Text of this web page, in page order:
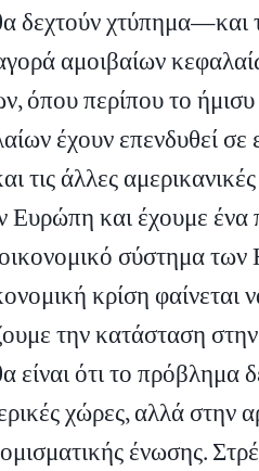
δεχτούν χτύπημα—και
αμοιβαίων
όπου περίπου το ήμισυ
έχουν επενδυθεί σε
τις άλλες
Ευρώπη και έχουμε
σύστημα
κρίση φαίνεται
την κατάσταση
είναι ότι το πρόβλημα
χώρες, αλλά στην
ένωσης.